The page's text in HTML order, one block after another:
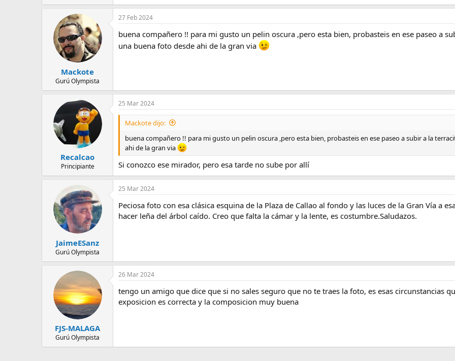
Mackote
Gurú Olympista
27 Feb 2024
buena compañero !! para mi gusto un pelin oscura ,pero esta bien, probasteis en ese paseo a
una buena foto desde ahi de la gran via
Recalcao
Principiante
25 Mar 2024
Mackote dijo:
buena compañero !! para mi gusto un pelin oscura ,pero esta bien, probasteis en ese paseo a subir a la
ahi de la gran via
Si conozco ese mirador, pero esa tarde no sube por allí
JaimeESanz
Gurú Olympista
25 Mar 2024
Peciosa foto con esa clásica esquina de la Plaza de Callao al fondo y las luces de la Gran Vía a
hacer leña del árbol caído. Creo que falta la cámar y la lente, es costumbre.Saludazos.
FJS-MALAGA
Gurú Olympista
26 Mar 2024
tengo un amigo que dice que si no sales seguro que no te traes la foto, es esas circunstancias
exposicion es correcta y la composicion muy buena